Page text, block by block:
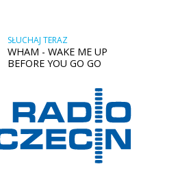
SŁUCHAJ TERAZ
WHAM - WAKE ME UP
BEFORE YOU GO GO